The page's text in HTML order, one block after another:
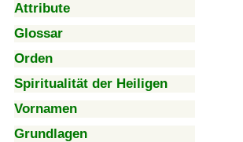
Attribute
Glossar
Orden
Spiritualität der Heiligen
Vornamen
Grundlagen